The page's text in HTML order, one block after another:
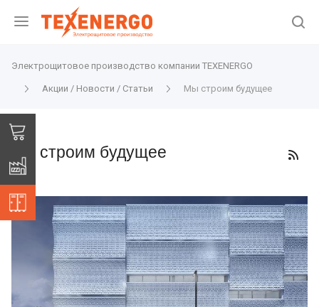
Электрощитовое производство компании TEXENERGO
Акции / Новости / Статьи Мы строим будущее
Мы строим будущее